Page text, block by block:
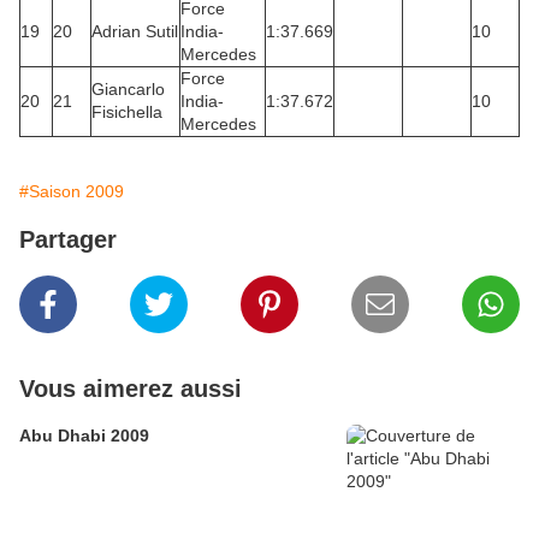
19 20 Adrian Sutil
Force
India-
Mercedes
1:37.669 10
20 21
Giancarlo
Fisichella
Force
India-
Mercedes
1:37.672 10
#Saison 2009
Partager
Vous aimerez aussi
Abu Dhabi 2009